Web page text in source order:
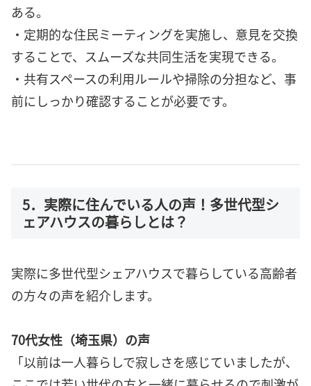
ある。
・定期的な住民ミーティングを実施し、意見を交換
することで、スムーズな共同生活を実現できる。
・共有スペースの利用ルールや掃除の分担など、事
前にしっかり確認することが必要です。
5．実際に住んでいる人の声！多世代型シ
ェアハウスの暮らしとは？
実際に多世代型シェアハウスで暮らしている高齢者
の方々の声を紹介します。
70代女性（埼玉県）の声
「以前は一人暮らしで寂しさを感じていましたが、